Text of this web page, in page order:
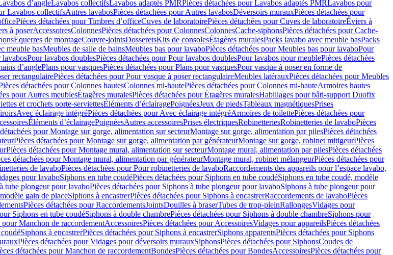
d’angleLavabos collectifsLavabos adaptés PMRPièces détachées pour Lavabos adaptés PMRLavabos pour
Lavabos collectifsAutres lavabosPièces détachées pour Autres lavabosDéversoirs murauxPièces détachées pour
Pièces détachées pour Timbres dʼofficeCuves de laboratoirePièces détachées pour Cuves de laboratoireÉviers à
à poserAccessoiresColonnesPièces détachées pour ColonnesColonnesCache-siphonsPièces détachées pour Cache-
Equerres de montageCouvre-jointsDosseretsKits de consolesÉtagères muralesPacks lavabo avec meuble basPacks
meuble basMeubles de salle de bainsMeubles bas pour lavaboPièces détachées pour Meubles bas pour lavaboPour
lavabosPour lavabos doublesPièces détachées pour Pour lavabos doublesPour lavabos pour meublePièces détachées
d’anglePlans pour vasquesPièces détachées pour Plans pour vasquesPour vasque à poser en forme de
rectangulairePièces détachées pour Pour vasque à poser rectangulaireMeubles latérauxPièces détachées pour Meubles
détachées pour Colonnes hautesColonnes mi-hautePièces détachées pour Colonnes mi-hauteArmoires hautes
pour Autres meublesÉtagères muralesPièces détachées pour Étagères muralesHabillages pour bâti-support Duofix
et crochets porte-serviettesÉléments d’éclairagePoignéesJeux de piedsTableaux magnétiquesPrises
Avec éclairage intégréPièces détachées pour Avec éclairage intégréArmoires de toilettePièces détachées pour
Éléments d’éclairagePoignéesAutres accessoiresPrises électriquesRobinetteriesRobinetteries de lavaboPièces
pour Montage sur gorge, alimentation sur secteurMontage sur gorge, alimentation par pilesPièces détachées
Pièces détachées pour Montage sur gorge, alimentation par générateurMontage sur gorge, robinet mitigeurPièces
Pièces détachées pour Montage mural, alimentation sur secteurMontage mural, alimentation par pilesPièces détachées
détachées pour Montage mural, alimentation par générateurMontage mural, robinet mélangeurPièces détachées pour
de lavaboPièces détachées pour Pour robinetteries de lavaboRaccordements des appareils pour l’espace lavabo,
pour lavaboSiphons en tube coudéPièces détachées pour Siphons en tube coudéSiphons en tube coudé, modèle
tube plongeur pour lavaboPièces détachées pour Siphons à tube plongeur pour lavaboSiphons à tube plongeur pour
gain de placeSiphons à encastrerPièces détachées pour Siphons à encastrerRaccordements de lavaboPièces
Pièces détachées pour RaccordementsJointsDouilles à braserTubes de trop-pleinRallongesVidages pour
Siphons en tube coudéSiphons à double chambrePièces détachées pour Siphons à double chambreSiphons pour
pour Manchon de raccordementAccessoiresPièces détachées pour AccessoiresVidages pour appareilsPièces détachées
Siphons à encastrerPièces détachées pour Siphons à encastrerSiphons apparentsPièces détachées pour Siphons
Pièces détachées pour Vidages pour déversoirs murauxSiphonsPièces détachées pour SiphonsCoudes de
détachées pour Manchon de raccordementBondesPièces détachées pour BondesAccessoiresPièces détachées pour